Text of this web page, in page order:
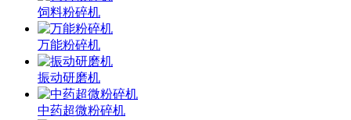
饲料粉碎机
万能粉碎机
振动研磨机
中药超微粉碎机